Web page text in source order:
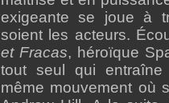
exigeante se joue à
soient les acteurs.
et Fracas, héroïque
tout seul qui
même mouvement où